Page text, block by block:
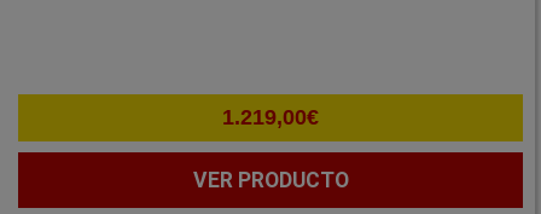
1.219,00€
VER PRODUCTO